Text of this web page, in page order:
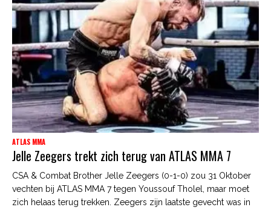
ATLAS MMA
Jelle Zeegers trekt zich terug van ATLAS MMA 7
CSA & Combat Brother Jelle Zeegers (0-1-0) zou 31 Oktober
vechten bij ATLAS MMA 7 tegen Youssouf Tholel, maar moet
zich helaas terug trekken. Zeegers zijn laatste gevecht was in